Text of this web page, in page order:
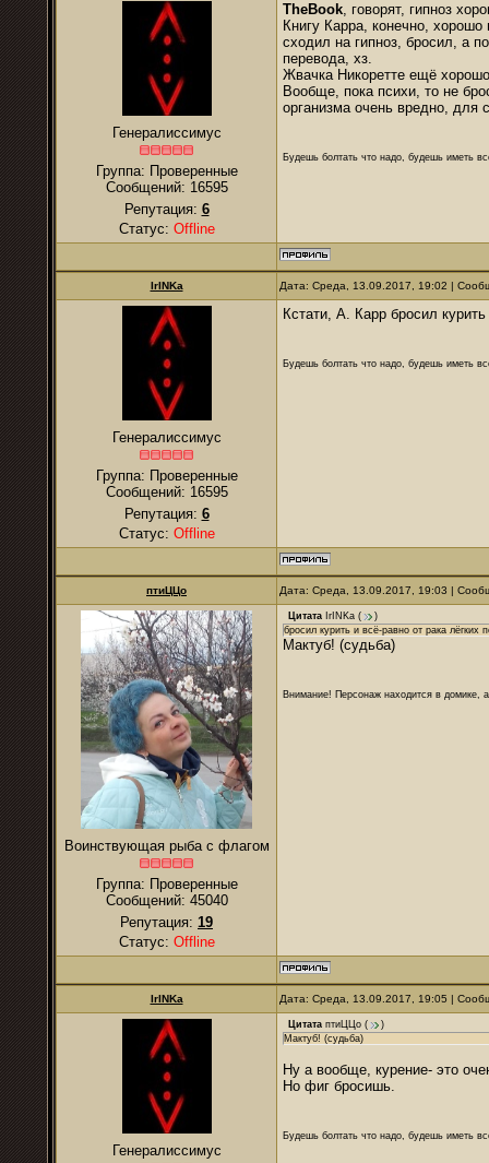
Генералиссимус
Группа: Проверенные
Сообщений: 16595
Репутация: 6
Статус: Offline
TheBook, говорят, гипноз
Книгу Карра, конечно,
сходил на гипноз, бросил, а
перевода, хз.
Жвачка Никоретте ещё
Вообще, пока психи, то не
организма очень вредно, для
Будешь болтать что надо, будешь иметь
IrINKa Дата: Среда, 13.09.2017, 19:02 |
Генералиссимус
Группа: Проверенные
Сообщений: 16595
Репутация: 6
Статус: Offline
Кстати, А. Карр бросил
Будешь болтать что надо, будешь иметь
птиЦЦо Дата: Среда, 13.09.2017, 19:03 |
Воинствующая рыба с флагом
Группа: Проверенные
Сообщений: 45040
Репутация: 19
Статус: Offline
Цитата IrINKa (
)
бросил курить и всё-равно от рака лёгких
Мактуб! (судьба)
Внимание! Персонаж находится в домике,
IrINKa Дата: Среда, 13.09.2017, 19:05 |
Генералиссимус
Цитата птиЦЦо (
)
Мактуб! (судьба)
Ну а вообще, курение- это
Но фиг бросишь.
Будешь болтать что надо, будешь иметь